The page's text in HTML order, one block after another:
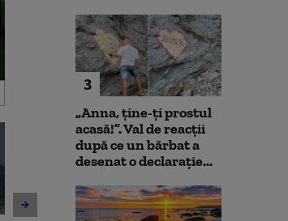
3
„Anna, ţine-ţi prostul
acasă!”. Val de reacții
după ce un bărbat a
desenat o declarație...